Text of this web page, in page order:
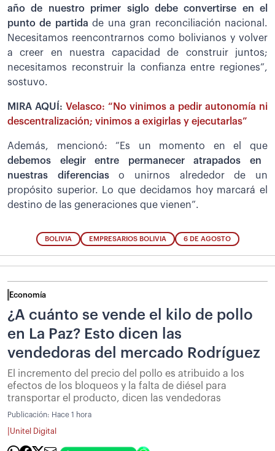
año de nuestro primer siglo debe convertirse en el
punto de partida de una gran reconciliación nacional.
Necesitamos reencontrarnos como bolivianos y volver
a creer en nuestra capacidad de construir juntos;
necesitamos reconstruir la confianza entre regiones”,
sostuvo.
MIRA AQUÍ: Velasco: “No vinimos a pedir autonomía ni
descentralización; vinimos a exigirlas y ejecutarlas”
Además, mencionó: “Es un momento en el que
debemos elegir entre permanecer atrapados en
nuestras diferenciaso unirnos alrededor de un
propósito superior. Lo que decidamos hoy marcará el
destino de las generaciones que vienen”.
BOLIVIA EMPRESARIOS BOLIVIA 6 DE AGOSTO
Economía
¿A cuánto se vende el kilo de pollo
en La Paz? Esto dicen las
vendedoras del mercado Rodríguez
El incremento del precio del pollo es atribuido a los
efectos de los bloqueos y la falta de diésel para
transportar el producto, dicen las vendedoras
Publicación: Hace 1 hora
Unitel Digital